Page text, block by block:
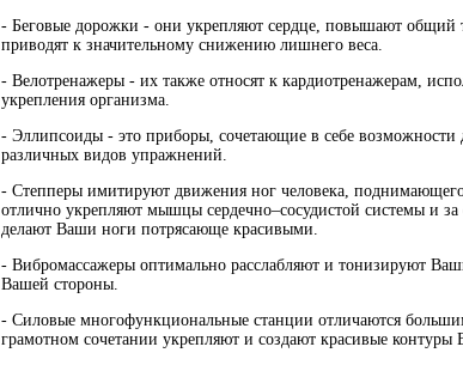
- Беговые дорожки - они укрепляют сердце, повышают общий
приводят к значительному снижению лишнего веса.
- Велотренажеры - их также относят к кардиотренажерам,
укрепления организма.
- Эллипсоиды - это приборы, сочетающие в себе возможности
различных видов упражнений.
- Степперы имитируют движения ног человека,
отлично укрепляют мышцы сердечно–сосудистой системы и за
делают Ваши ноги потрясающе красивыми.
- Вибромассажеры оптимально расслабляют и тонизируют
Вашей стороны.
- Силовые многофункциональные станции отличаются
грамотном сочетании укрепляют и создают красивые контуры